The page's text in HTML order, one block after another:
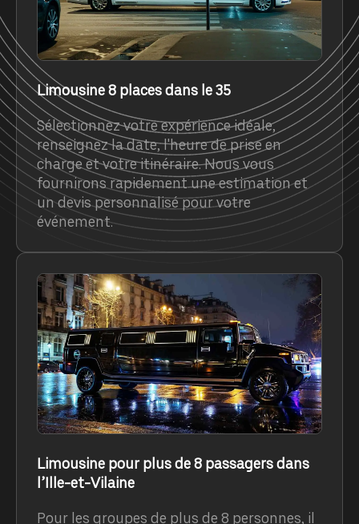
Limousine 8 places dans le 35
Sélectionnez votre expérience idéale,
renseignez la date, l'heure de prise en
charge et votre itinéraire. Nous vous
fournirons rapidement une estimation et
un devis personnalisé pour votre
événement.
Limousine pour plus de 8 passagers dans
l’Ille-et-Vilaine
Pour les groupes de plus de 8 personnes, il